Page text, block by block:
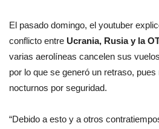
El pasado domingo, el youtuber
conflicto entre Ucrania, Rusia y la
varias aerolíneas cancelen sus
por lo que se generó un retraso,
nocturnos por seguridad.
“Debido a esto y a otros